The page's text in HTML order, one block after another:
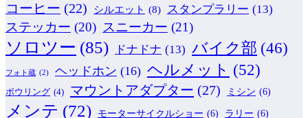
コーヒー (22) シルエット (8) スタンプラリー (13)
ステッカー (20) スニーカー (21)
ソロツー (85) ドナドナ (13) バイク部 (46)
フォト蔵 (2) ヘッドホン (16) ヘルメット (52)
ボウリング (4) マウントアダプター (27) ミシン (6)
メンテ (72) モーターサイクルショー (6) ラリー (6)